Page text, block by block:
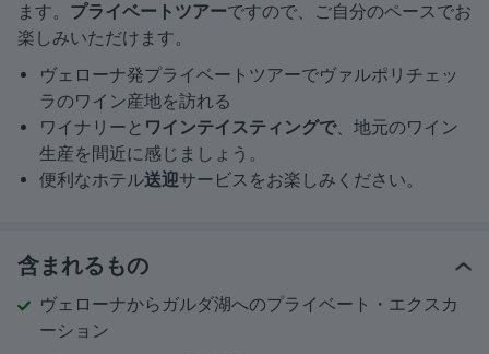
ます。 プライベートツアーですので、ご自分のペースでお
楽しみいただけます。
ヴェローナ発プライベートツアーでヴァルポリチェッ
ラのワイン産地を訪れる
ワイナリーと ワインテイスティングで、地元のワイン
生産を間近に感じましょう。
便利なホテル送迎サービスをお楽しみください。
含まれるもの
ヴェローナからガルダ湖へのプライベート・エクスカ
ーション